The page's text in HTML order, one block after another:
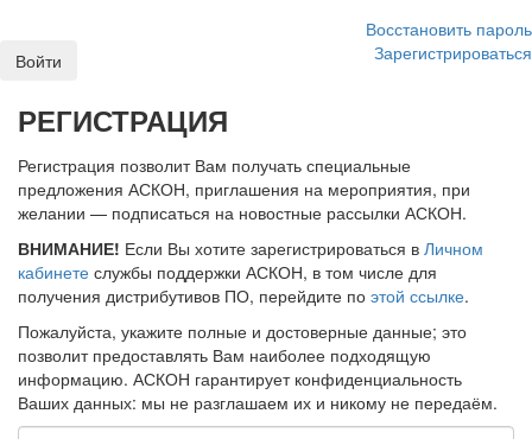
Восстановить пароль
Войти
Зарегистрироваться
РЕГИСТРАЦИЯ
Регистрация позволит Вам получать специальные
предложения АСКОН, приглашения на мероприятия, при
желании — подписаться на новостные рассылки АСКОН.
ВНИМАНИЕ! Если Вы хотите зарегистрироваться в Личном
кабинете службы поддержки АСКОН, в том числе для
получения дистрибутивов ПО, перейдите по этой ссылке.
Пожалуйста, укажите полные и достоверные данные; это
позволит предоставлять Вам наиболее подходящую
информацию. АСКОН гарантирует конфиденциальность
Ваших данных: мы не разглашаем их и никому не передаём.